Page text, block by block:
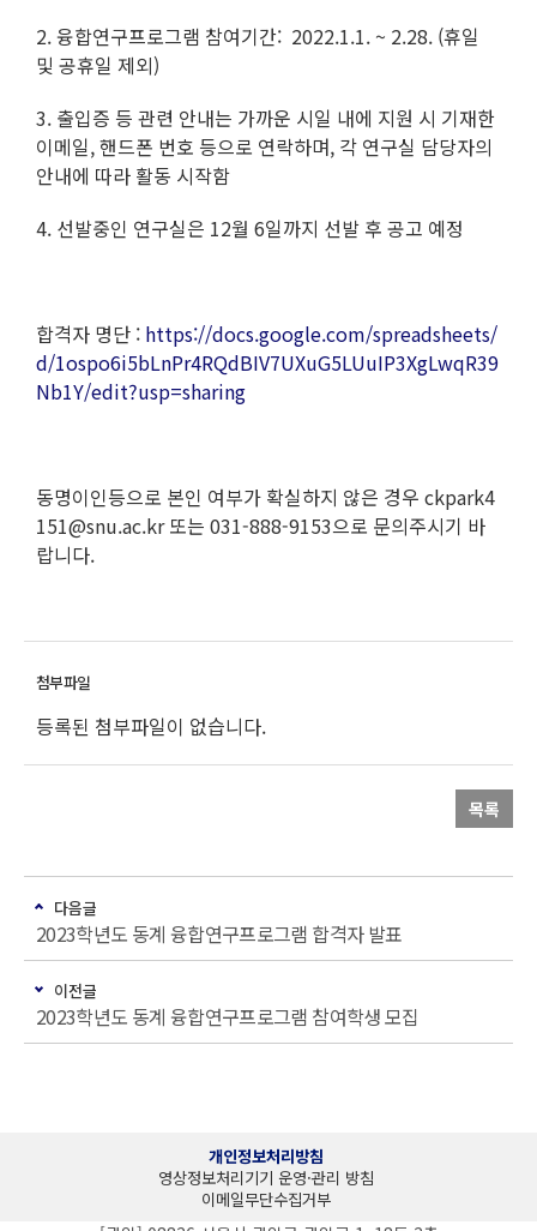
2. 융합연구프로그램 참여기간: 2022.1.1. ~ 2.28. (휴일
및 공휴일 제외)
3. 출입증 등 관련 안내는 가까운 시일 내에 지원 시 기재한
이메일, 핸드폰 번호 등으로 연락하며, 각 연구실 담당자의
안내에 따라 활동 시작함
4. 선발중인 연구실은 12월 6일까지 선발 후 공고 예정
합격자 명단 : https://docs.google.com/spreadsheets/
d/1ospo6i5bLnPr4RQdBIV7UXuG5LUuIP3XgLwqR39
Nb1Y/edit?usp=sharing
동명이인등으로 본인 여부가 확실하지 않은 경우 ckpark4
151@snu.ac.kr 또는 031-888-9153으로 문의주시기 바
랍니다.
등록된 첨부파일이 없습니다.
목록
다음글
2023학년도 동계 융합연구프로그램 합격자 발표
이전글
2023학년도 동계 융합연구프로그램 참여학생 모집
개인정보처리방침
영상정보처리기기 운영·관리 방침
이메일무단수집거부